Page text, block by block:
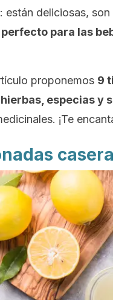
están deliciosas,
para las
proponemos 9
especias y
¡Te